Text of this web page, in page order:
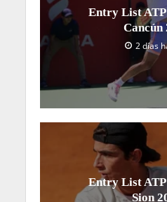
Entry List
Cancún
2 días
Entry List
Sion